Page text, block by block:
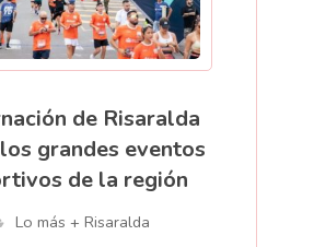
de Risaralda
grandes eventos
de la región
Lo más + Risaralda